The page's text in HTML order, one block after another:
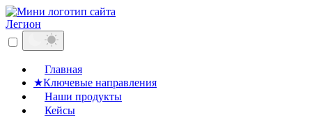
Легион
Главная
★Ключевые направления
Наши продукты
Кейсы